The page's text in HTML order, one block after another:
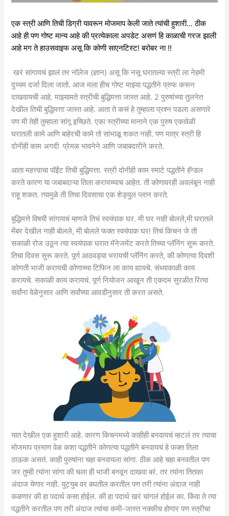
एक स्त्री आणि तिची डिग्री यावरून मोजमाप केली जाते त्यांची हुशारी… ठीक
आहे ही पण गोष्ट मान्य आहे की प्रत्येकाला अपडेट असणं हि काळाची गरज झाली
आहे मग ते हाउसवाइफ असू कि कोणी साएनटिस्ट! बरोबर ना !!
खरं सांगायचं झालं तर नॉलेज (ज्ञान) असू कि नसू घरातल्या स्त्री ला नेहमी
दुय्यम दर्जा दिला जातो. आज मला हीच गोष्ट माझ्या पद्धतीने प्रुफ करून
दाखवायची आहे. माझ्यामते स्त्रीची बुद्धिमत्ता जास्त आहे. 2 पुरुषांच्या तुलनेत
देखील तिची बुद्धिमत्ता जास्त आहे. आता ते कसं हे तुम्हाला प्रश्न पडला असणारे
पण मी तेही तुम्हाला सांगू इच्छिते. एका स्त्रीच्या मानाने एक पुरुष एकावेळी
घरातली कामे आणि बाहेरची कामे तो सांभाळू शकत नाही. पण मात्र स्त्री हि
दोनीही काम अगदी प्रेमळ भावनेने आणि जबाबदारीने करते.
आता महत्त्वाचा पॉईंट तिची बुद्धिमत्ता. स्त्री दोनीही काम स्मार्ट पद्धतीने हॅन्डल
करते कारण या जबाबदाऱ्या तिला करायच्याच आहेत. ती कोणावरही अवलंबून नाही
राहू शकत. त्यामुळे ती तिचा दिवसाचा एक शेड्युल प्लान करते.
बुद्धिमत्ते विषयी सांगायचं म्हणजे तिचं स्वयंपाक घर. मी घर नाही बोलले,मी घरातले
मेंबर देखील नाही बोलले, मी बोलले फक्त स्वयंपाक घर! तिचं किचन जे ती
सकाळी रोज उठून त्या स्वयंपाक घरात मॅनेजमेंट करते तिच्या प्लॅनिंग सुरू करते.
तिचा दिवस सुरू करते. पूर्ण आठवड्या भरायची प्लॅनिंग करते, की कोणत्या दिवशी
कोणती भाजी करायची कोणाच्या टिफिन ला काय द्यायचे. संध्याकाळी काय
करायचे. सकाळी काय करायचं. पूर्ण नियोजन आखून ती एकदम सुरळीत रित्या
सर्वांना वेळेनुसार आणि सर्वांच्या आवडीनुसार ती करत असते.
यात देखील एक हुशारी आहे. कारण किचनमध्ये काहीही बनवायचं म्हटलं तर त्याचा
मोजमाप प्रमाण वेळ कशा पद्धतीने कोणत्या पद्धतीने बनवायचं हे फक्त तिला
ठाऊक असतं. काही पुरुषांना चहा बनवायला सांगा. ठीक आहे चहा बनवतील पण
जर तुम्ही त्यांना सांगा की चला ही भाजी बनवून दाखवा बरं. तर त्यांना तितका
अंदाज येणार नाही. युट्युब वर बघतील करतील पण तरी त्यांना अंदाज नाही
कळणार की हा पदार्थ कसा होईल. की हा पदार्थ खरं चांगलं होईल का. किंवा ते त्या
पद्धतीने करतील पण तरी अंदाज त्यांचा कमी-जास्त नक्कीच होणार पण स्त्रीचा